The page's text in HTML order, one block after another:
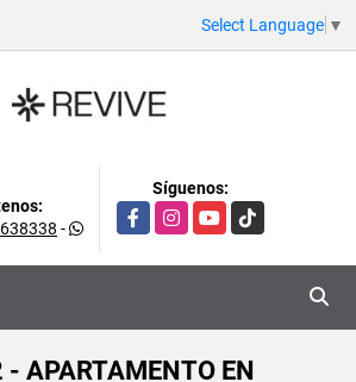
Select Language ▼
-
Síguenos:
FacebookInstagramYouTubeTikTok
- APARTAMENTO EN